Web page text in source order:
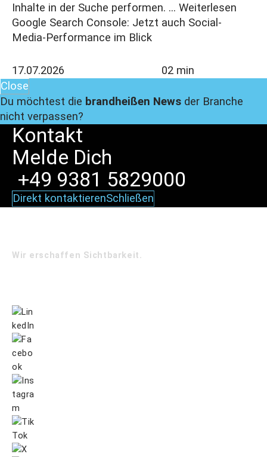
Inhalte in der Suche performen. ... Weiterlesen
Google Search Console: Jetzt auch Social-
Media-Performance im Blick
17.07.2026
02 min
Close
Du möchtest die brandheißen News der Branche
nicht verpassen?
Kontakt
Melde Dich
+49 9381 5829000
Direkt kontaktierenSchließen
Wir erschaffen Sichtbarkeit.